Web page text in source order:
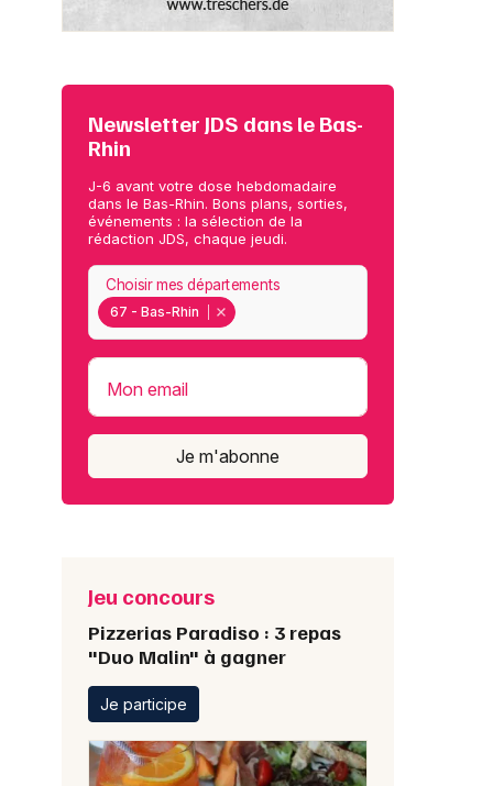
Newsletter JDS dans le Bas-
Rhin
J-6 avant votre dose hebdomadaire
dans le Bas-Rhin. Bons plans, sorties,
événements : la sélection de la
rédaction JDS, chaque jeudi.
67 - Bas-Rhin
Choisir mes départements
Mon email
Je m'abonne
Jeu concours
Pizzerias Paradiso : 3 repas
"Duo Malin" à gagner
Je participe